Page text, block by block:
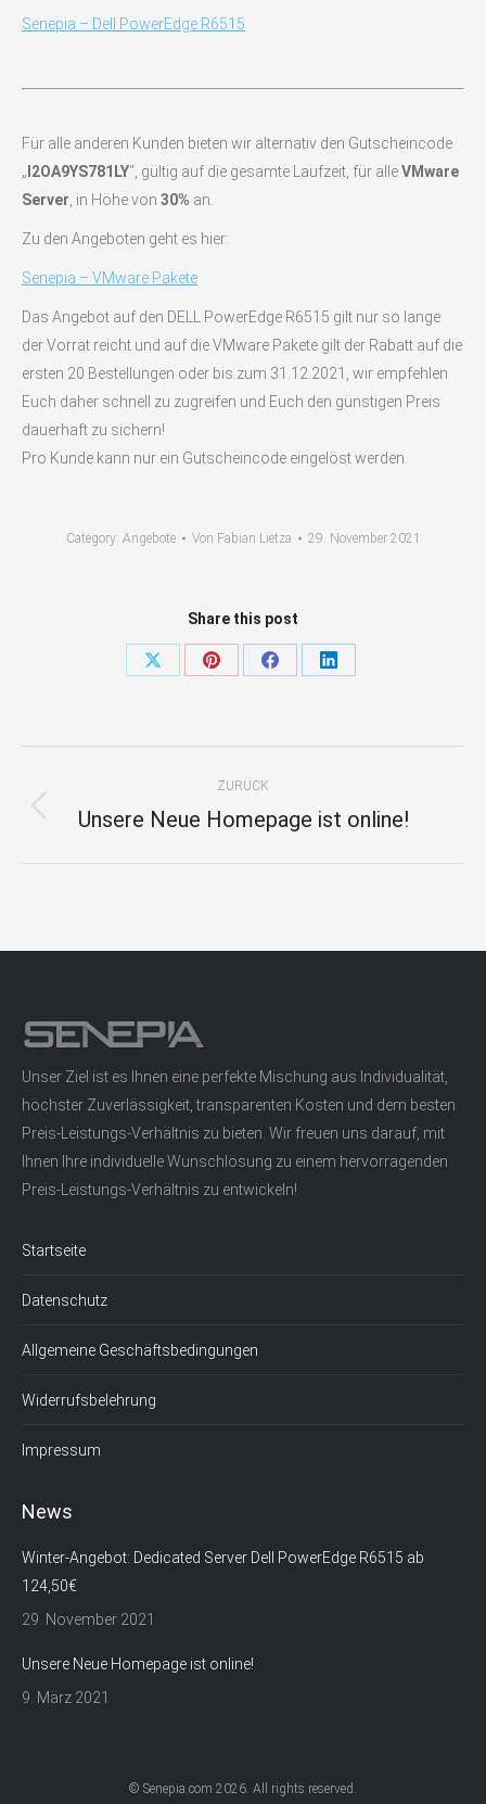
Senepia – Dell PowerEdge R6515
Für alle anderen Kunden bieten wir alternativ den Gutscheincode
„ I2OA9YS781LY“, gültig auf die gesamte Laufzeit, für alleVMware
Server , in Höhe von 30% an.
Zu den Angeboten geht es hier:
Senepia – VMware Pakete
Das Angebot auf den DELL PowerEdge R6515 gilt nur so lange
der Vorrat reicht und auf die VMware Pakete gilt der Rabatt auf die
ersten 20 Bestellungen oder bis zum 31.12.2021, wir empfehlen
Euch daher schnell zu zugreifen und Euch den günstigen Preis
dauerhaft zu sichern!
Pro Kunde kann nur ein Gutscheincode eingelöst werden.
Category: Angebote Von Fabian Lietza 29. November 2021
Share this post
Share
Share
Share
Share
Kommentarnavigation
ZURÜCK
Vorheriger
Unsere Neue Homepage ist online!
Unser Ziel ist es Ihnen eine perfekte Mischung aus Individualität,
höchster Zuverlässigkeit, transparenten Kosten und dem besten
Preis-Leistungs-Verhältnis zu bieten. Wir freuen uns darauf, mit
Ihnen Ihre individuelle Wunschlösung zu einem hervorragenden
Preis-Leistungs-Verhältnis zu entwickeln!
Startseite
Datenschutz
Allgemeine Geschäftsbedingungen
Widerrufsbelehrung
Impressum
News
Winter-Angebot: Dedicated Server Dell PowerEdge R6515 ab
124,50€
29. November 2021
Unsere Neue Homepage ist online!
9. März 2021
© Senepia.com 2026. All rights reserved.